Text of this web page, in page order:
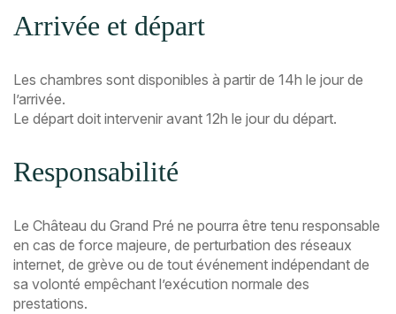
Arrivée et départ
Les chambres sont disponibles à partir de 14h le jour de
l’arrivée.
Le départ doit intervenir avant 12h le jour du départ.
Responsabilité
Le Château du Grand Pré ne pourra être tenu responsable
en cas de force majeure, de perturbation des réseaux
internet, de grève ou de tout événement indépendant de
sa volonté empêchant l’exécution normale des
prestations.